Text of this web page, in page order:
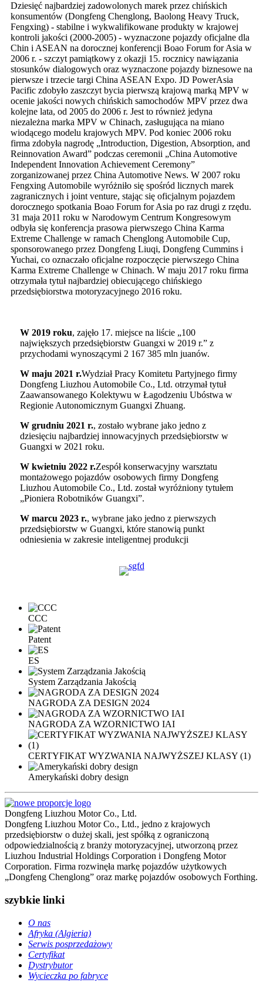
Dziesięć najbardziej zadowolonych marek przez chińskich
konsumentów (Dongfeng Chenglong, Baolong Heavy Truck,
Fengxing) - stabilne i wykwalifikowane produkty w krajowej
kontroli jakości (2000-2005) - wyznaczone pojazdy oficjalne dla
Chin i ASEAN na dorocznej konferencji Boao Forum for Asia w
2006 r. - szczyt pamiątkowy z okazji 15. rocznicy nawiązania
stosunków dialogowych oraz wyznaczone pojazdy biznesowe na
pierwsze i trzecie targi China ASEAN Expo. JD PowerAsia
Pacific zdobyło zaszczyt bycia pierwszą krajową marką MPV w
ocenie jakości nowych chińskich samochodów MPV przez dwa
kolejne lata, od 2005 do 2006 r. Jest to również jedyna
niezależna marka MPV w Chinach, zasługująca na miano
wiodącego modelu krajowych MPV. Pod koniec 2006 roku
firma zdobyła nagrodę „Introduction, Digestion, Absorption, and
Reinnovation Award” podczas ceremonii „China Automotive
Independent Innovation Achievement Ceremony”
zorganizowanej przez China Automotive News. W 2007 roku
Fengxing Automobile wyróżniło się spośród licznych marek
zagranicznych i joint venture, stając się oficjalnym pojazdem
dorocznego spotkania Boao Forum for Asia po raz drugi z rzędu.
31 maja 2011 roku w Narodowym Centrum Kongresowym
odbyła się konferencja prasowa pierwszego China Karma
Extreme Challenge w ramach Chenglong Automobile Cup,
sponsorowanego przez Dongfeng Liuqi, Dongfeng Cummins i
Yuchai, co oznaczało oficjalne rozpoczęcie pierwszego China
Karma Extreme Challenge w Chinach. W maju 2017 roku firma
otrzymała tytuł najbardziej obiecującego chińskiego
przedsiębiorstwa motoryzacyjnego 2016 roku.
W 2019 roku, zajęło 17. miejsce na liście „100
największych przedsiębiorstw Guangxi w 2019 r.” z
przychodami wynoszącymi 2 167 385 mln juanów.
W maju 2021 r.Wydział Pracy Komitetu Partyjnego firmy
Dongfeng Liuzhou Automobile Co., Ltd. otrzymał tytuł
Zaawansowanego Kolektywu w Łagodzeniu Ubóstwa w
Regionie Autonomicznym Guangxi Zhuang.
W grudniu 2021 r., zostało wybrane jako jedno z
dziesięciu najbardziej innowacyjnych przedsiębiorstw w
Guangxi w 2021 roku.
W kwietniu 2022 r.Zespół konserwacyjny warsztatu
montażowego pojazdów osobowych firmy Dongfeng
Liuzhou Automobile Co., Ltd. został wyróżniony tytułem
„Pioniera Robotników Guangxi”.
W marcu 2023 r., wybrane jako jedno z pierwszych
przedsiębiorstw w Guangxi, które stanowią punkt
odniesienia w zakresie inteligentnej produkcji
CCC
Patent
ES
System Zarządzania Jakością
NAGRODA ZA DESIGN 2024
NAGRODA ZA WZORNICTWO IAI
CERTYFIKAT WYZWANIA NAJWYŻSZEJ KLASY (1)
Amerykański dobry design
Dongfeng Liuzhou Motor Co., Ltd.
Dongfeng Liuzhou Motor Co., Ltd., jedno z krajowych
przedsiębiorstw o ​​dużej skali, jest spółką z ograniczoną
odpowiedzialnością z branży motoryzacyjnej, utworzoną przez
Liuzhou Industrial Holdings Corporation i Dongfeng Motor
Corporation. Firma rozwinęła markę pojazdów użytkowych
„Dongfeng Chenglong” oraz markę pojazdów osobowych Forthing.
szybkie linki
O nas
Afryka (Algieria)
Serwis posprzedażowy
Certyfikat
Dystrybutor
Wycieczka po fabryce